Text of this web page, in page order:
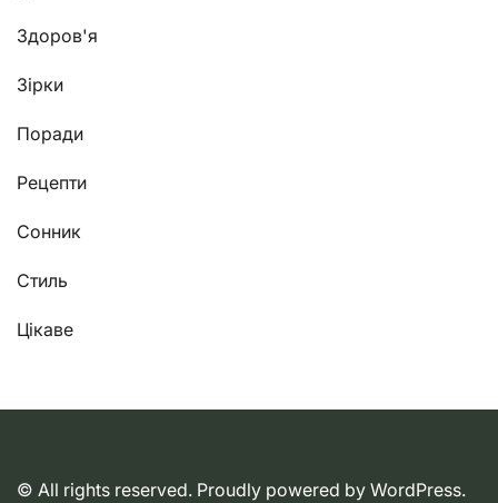
Здоров'я
Зірки
Поради
Рецепти
Сонник
Стиль
Цікаве
© All rights reserved. Proudly powered by WordPress.